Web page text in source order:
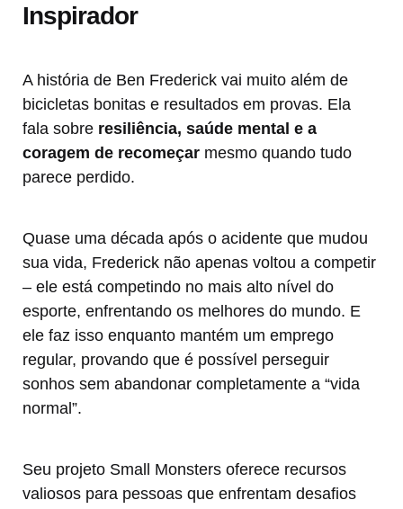
Inspirador
A história de Ben Frederick vai muito além de
bicicletas bonitas e resultados em provas. Ela
fala sobre resiliência, saúde mental e a
coragem de recomeçar mesmo quando tudo
parece perdido.
Quase uma década após o acidente que mudou
sua vida, Frederick não apenas voltou a competir
– ele está competindo no mais alto nível do
esporte, enfrentando os melhores do mundo. E
ele faz isso enquanto mantém um emprego
regular, provando que é possível perseguir
sonhos sem abandonar completamente a “vida
normal”.
Seu projeto Small Monsters oferece recursos
valiosos para pessoas que enfrentam desafios